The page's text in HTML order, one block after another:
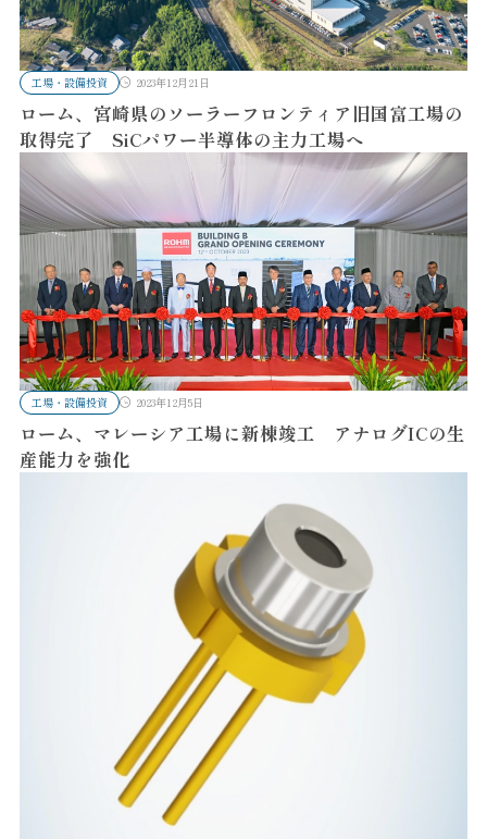
工場・設備投資 2023年12月21日
ローム、宮崎県のソーラーフロンティア旧国富工場の
取得完了 SiCパワー半導体の主力工場へ
工場・設備投資 2023年12月5日
ローム、マレーシア工場に新棟竣工 アナログICの生
産能力を強化